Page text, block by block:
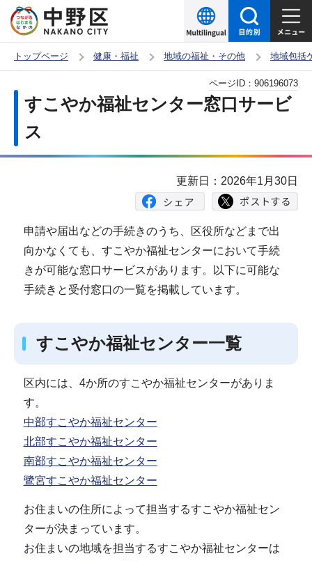
の
ー
トップページ 健康・福祉 地域の福祉・その他 地域包括
か
すこやか福祉センター窓口サービ
ス
ページID： 906196073
更新日：2026年1月30日
申請や届出などの手続きのうち、区役所などまで出
向かなくても、すこやか福祉センターにおいて手続
きが可能な窓口サービスがあります。以下に可能な
手続きと受付窓口の一覧を掲載しています。
すこやか福祉センター一覧
区内には、4か所のすこやか福祉センターがありま
す。
中部すこやか福祉センター
北部すこやか福祉センター
南部すこやか福祉センター
鷺宮すこやか福祉センター
お住まいの住所によって担当するすこやか福祉セン
ターが決まっています。
お住まいの地域を担当するすこやか福祉センターは